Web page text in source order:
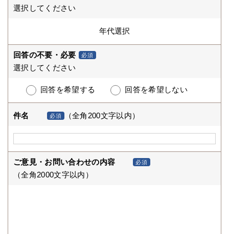
選択してください
回答の不要・必要 必須
選択してください
回答を希望する 回答を希望しない
件名 必須 （全角200文字以内）
ご意見・お問い合わせの内容 必須
（全角2000文字以内）